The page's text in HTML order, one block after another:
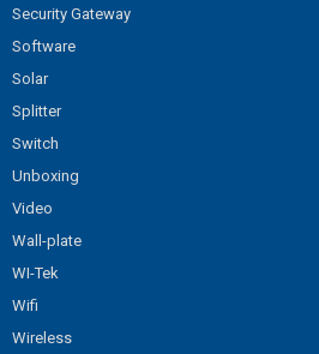
Security Gateway
Software
Solar
Splitter
Switch
Unboxing
Video
Wall-plate
WI-Tek
Wifi
Wireless